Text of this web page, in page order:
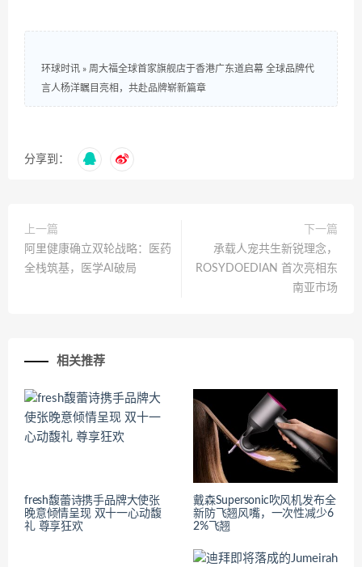
环球时讯 » 周大福全球首家旗舰店于香港广东道启幕 全球品牌代
言人杨洋瞩目亮相，共赴品牌崭新篇章
分享到：
上一篇
阿里健康确立双轮战略：医药
全栈筑基，医学AI破局
下一篇
承载人宠共生新锐理念，
ROSYDOEDIAN 首次亮相东
南亚市场
相关推荐
fresh馥蕾诗携手品牌大使张
晚意倾情呈现 双十一心动馥
礼 尊享狂欢
戴森Supersonic吹风机发布全
新防飞翘风嘴，一次性减少6
2%飞翘